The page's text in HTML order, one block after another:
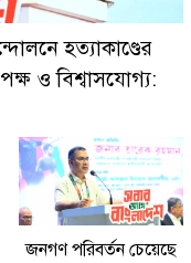
হত্যাকাণ্ডের
ও বিশ্বাসযোগ্য:
জনগণ পরিবর্তন চেয়েছে